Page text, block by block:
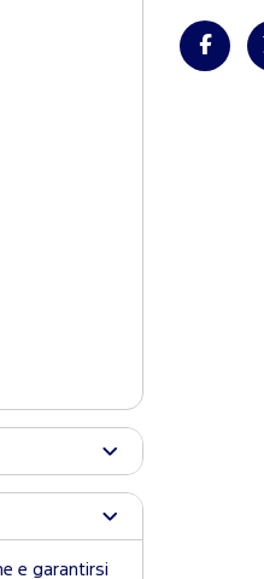
e garantirsi